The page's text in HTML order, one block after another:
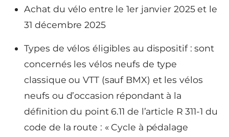
Achat du vélo entre le 1er janvier 2025 et le
31 décembre 2025
Types de vélos éligibles au dispositif : sont
concernés les vélos neufs de type
classique ou VTT (sauf BMX) et les vélos
neufs ou d’occasion répondant à la
définition du point 6.11 de l’article R 311-1 du
code de la route : « Cycle à pédalage